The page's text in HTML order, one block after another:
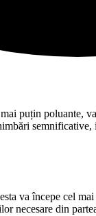
puțin poluante,
va începe cel
necesare din